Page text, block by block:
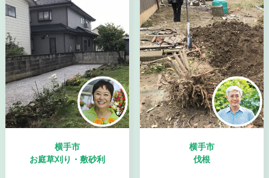
横手市
お庭草刈り・敷砂利
横手市
伐根